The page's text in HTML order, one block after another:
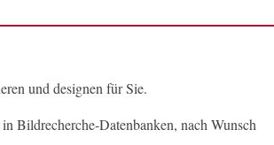
und designen für Sie.
Bildrecherche-Datenbanken, nach Wunsch